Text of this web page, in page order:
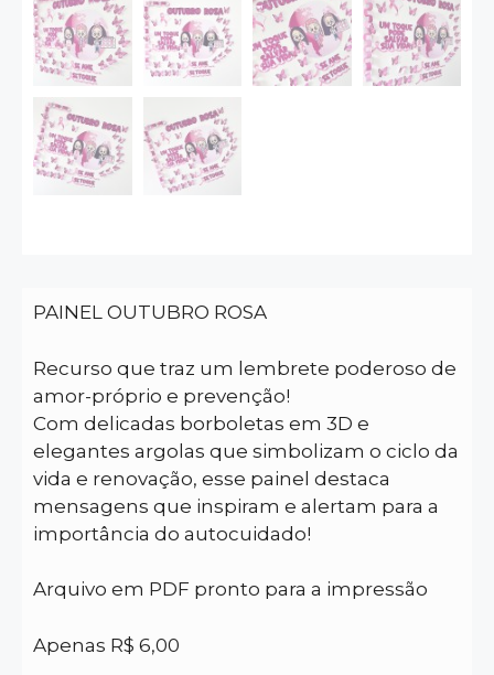
PAINEL OUTUBRO ROSA
Recurso que traz um lembrete poderoso de
amor-próprio e prevenção!
Com delicadas borboletas em 3D e
elegantes argolas que simbolizam o ciclo da
vida e renovação, esse painel destaca
mensagens que inspiram e alertam para a
importância do autocuidado!
Arquivo em PDF pronto para a impressão
Apenas R$ 6,00